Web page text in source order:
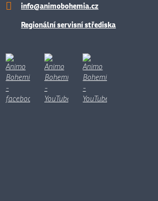
info@animobohemia.cz
Regionální servisní střediska